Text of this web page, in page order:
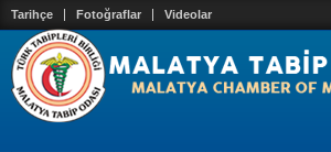
Tarihçe Fotoğraflar Videolar